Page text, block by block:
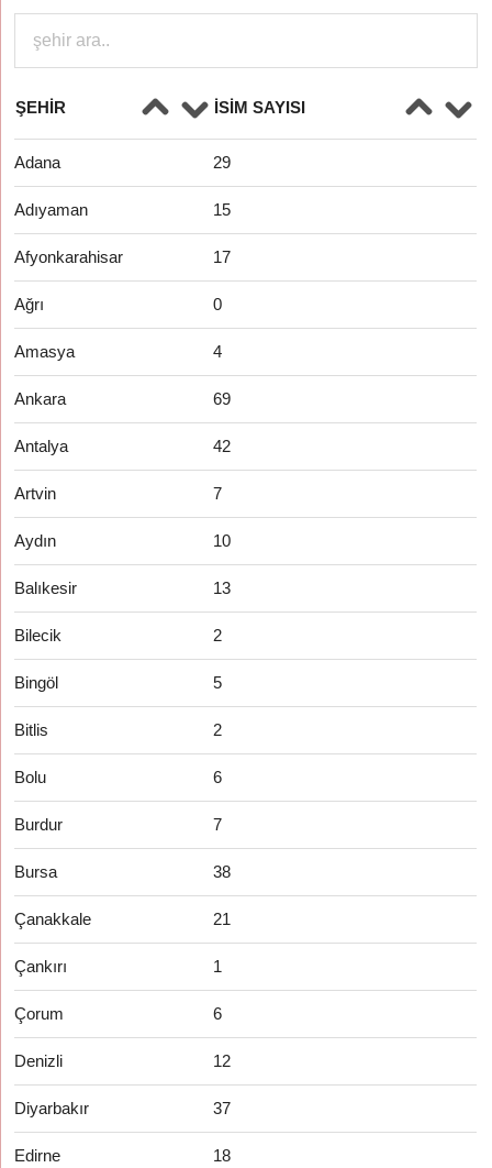
ŞEHIR İSIM SAYISI
Adana 29
Adıyaman 15
Afyonkarahisar 17
Ağrı 0
Amasya 4
Ankara 69
Antalya 42
Artvin 7
Aydın 10
Balıkesir 13
Bilecik 2
Bingöl 5
Bitlis 2
Bolu 6
Burdur 7
Bursa 38
Çanakkale 21
Çankırı 1
Çorum 6
Denizli 12
Diyarbakır 37
Edirne 18